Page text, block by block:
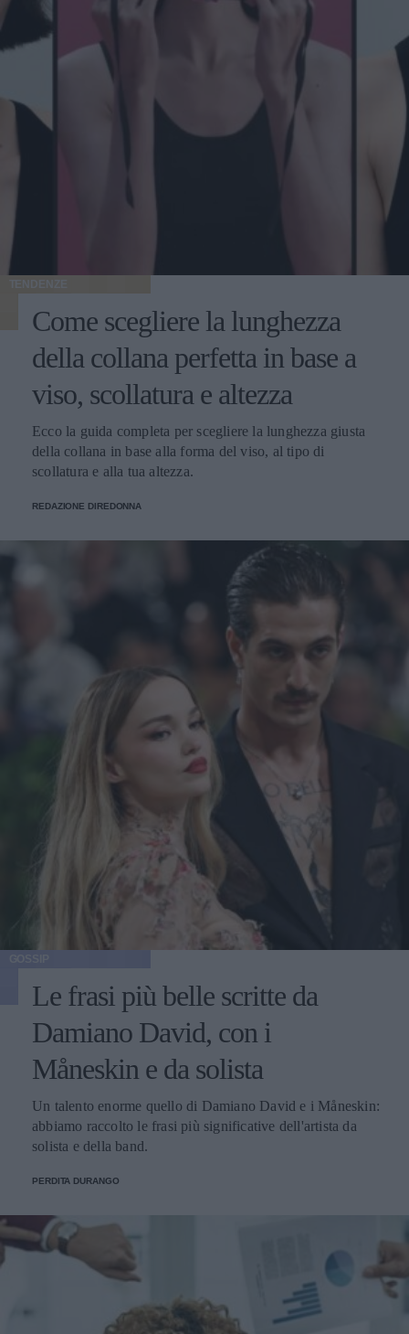
TENDENZE
Come scegliere la lunghezza
della collana perfetta in base a
viso, scollatura e altezza
Ecco la guida completa per scegliere la lunghezza giusta
della collana in base alla forma del viso, al tipo di
scollatura e alla tua altezza.
REDAZIONE DIREDONNA
Le frasi più belle scritte da
Damiano David, con i
Måneskin e da solista
Un talento enorme quello di Damiano David e i Måneskin:
abbiamo raccolto le frasi più significative dell'artista da
solista e della band.
PERDITA DURANGO